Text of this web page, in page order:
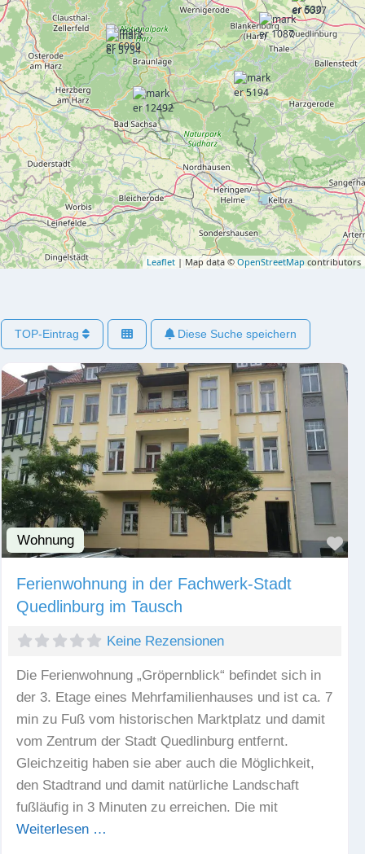
Leaflet | Map data © OpenStreetMap contributors
TOP-Eintrag Diese Suche speichern
Wohnung
Ferienwohnung in der Fachwerk-Stadt
Quedlinburg im Tausch
Keine Rezensionen
Die Ferienwohnung „Gröpernblick“ befindet sich in
der 3. Etage eines Mehrfamilienhauses und ist ca. 7
min zu Fuß vom historischen Marktplatz und damit
vom Zentrum der Stadt Quedlinburg entfernt.
Gleichzeitig haben sie aber auch die Möglichkeit,
den Stadtrand und damit natürliche Landschaft
fußläufig in 3 Minuten zu erreichen. Die mit
Weiterlesen …